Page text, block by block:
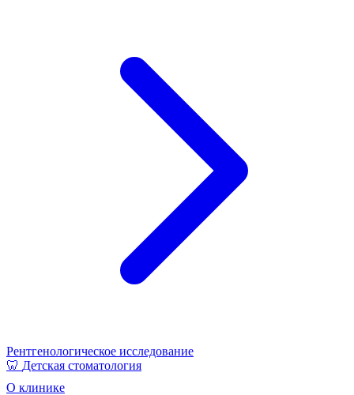
Рентгенологическое исследование
🦷 Детская стоматология
О клинике